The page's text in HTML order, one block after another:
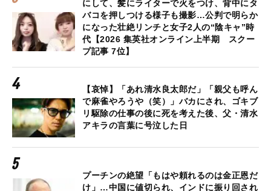
にして、髪にライターで火をつけ、背中にタ
バコを押しつける様子も撮影…公判で明らか
になった壮絶リンチと女子2人の“陰キャ”時
代【2026 集英社オンライン上半期 スクー
プ記事 7位】
【哀悼】「あれ清水良太郎だ」「親父も呼ん
で麻雀やろうや（笑）」バカにされ、ゴキブ
リ駆除の仕事の後に死を考えた後、父・清水
アキラの言葉に号泣した日
プーチンの絶望「もはや頼れるのは金正恩だ
け」…中国に値切られ、インドに振り回され